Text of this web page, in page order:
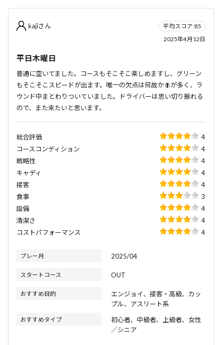
kajiさん
平均スコア:85
2025年4月12日
平日木曜日
普通に空いてました。コースもそこそこ楽しめますし、グリーン
もそこそこスピードが出ます。唯一の欠点は何故か🪰が多く、ラ
ウンド中まとわりついていました。ドライバーは思い切り振れる
ので、また来たいと思います。
総合評価
4
コースコンディション
4
戦略性
4
キャディ
4
接客
4
食事
3
設備
4
清潔さ
4
コストパフォーマンス
4
プレー月 2025/04
スタートコース OUT
おすすめ目的
エンジョイ、接客・高級、カッ
プル、アスリート系
おすすめタイプ
初心者、中級者、上級者、女性
／シニア